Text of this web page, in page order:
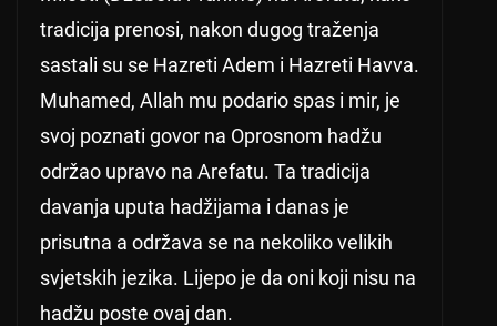
tradicija prenosi, nakon dugog traženja
sastali su se Hazreti Adem i Hazreti Havva.
Muhamed, Allah mu podario spas i mir, je
svoj poznati govor na Oprosnom hadžu
održao upravo na Arefatu. Ta tradicija
davanja uputa hadžijama i danas je
prisutna a održava se na nekoliko velikih
svjetskih jezika. Lijepo je da oni koji nisu na
hadžu poste ovaj dan.